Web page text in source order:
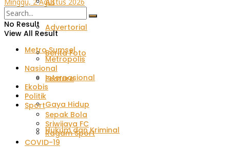
Advertorial
Berita Foto
Feature
Gaya Hidup
Hukum dan Kriminal
Minggu, 2 Agustus 2026
No Result
View All Result
Metro Sumsel
Metropolis
Nasional
Internasional
Ekobis
Politik
Sport
Sepak Bola
Sriwijaya FC
Ragam Sport
COVID-19